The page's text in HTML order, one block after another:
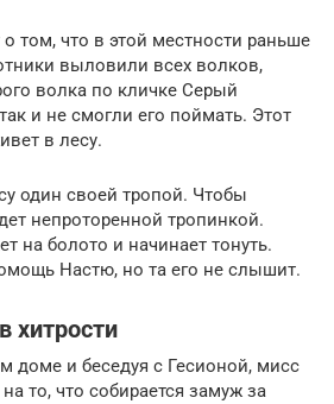
том, что в этой местности раньше
выловили всех волков,
волка по кличке Серый
и не смогли его поймать. Этот
в лесу.
один своей тропой. Чтобы
непроторенной тропинкой.
на болото и начинает тонуть.
Настю, но та его не слышит.
хитрости
доме и беседуя с Гесионой, мисс
то, что собирается замуж за